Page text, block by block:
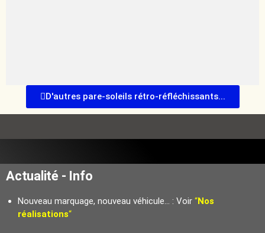
D'autres pare-soleils rétro-réfléchissants...
Actualité - Info
Nouveau marquage, nouveau véhicule… : Voir “Nos
réalisations“